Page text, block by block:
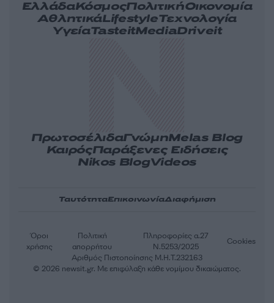
ΕλλάδαΚόσμοςΠολιτικήΟικονομία
ΑθλητικάLifestyleΤεχνολογία
ΥγείαTasteitMediaDriveit
ΠρωτοσέλιδαΓνώμηMelas Blog
ΚαιρόςΠαράξενες Ειδήσεις
Nikos BlogVideos
ΤαυτότηταΕπικοινωνίαΔιαφήμιση
Αριθμός Πιστοποίησης Μ.Η.Τ.232163
Όροι
χρήσης
Πολιτική
απορρήτου
Πληροφορίες α.27
Ν.5253/2025
Cookies
© 2026 newsit.gr. Με επιφύλαξη κάθε νομίμου δικαιώματος.